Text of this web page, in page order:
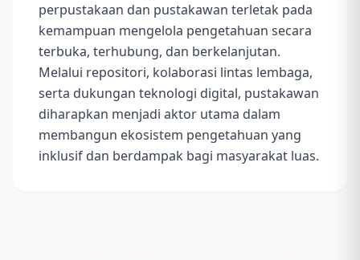
perpustakaan dan pustakawan terletak pada
kemampuan mengelola pengetahuan secara
terbuka, terhubung, dan berkelanjutan.
Melalui repositori, kolaborasi lintas lembaga,
serta dukungan teknologi digital, pustakawan
diharapkan menjadi aktor utama dalam
membangun ekosistem pengetahuan yang
inklusif dan berdampak bagi masyarakat luas.